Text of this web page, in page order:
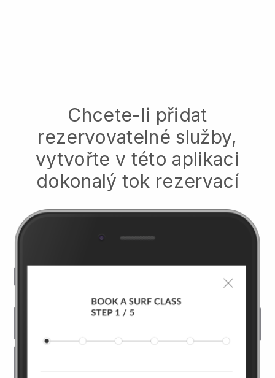
Chcete-li přidat
rezervovatelné služby,
vytvořte v této aplikaci
dokonalý tok rezervací